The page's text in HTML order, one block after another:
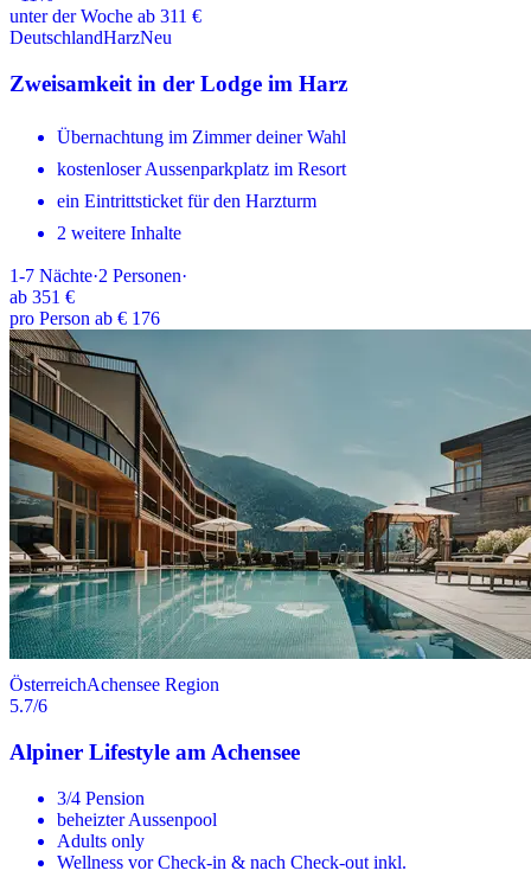
unter der Woche ab 311 €
DeutschlandHarzNeu
Zweisamkeit in der Lodge im Harz
Übernachtung im Zimmer deiner Wahl
kostenloser Aussenparkplatz im Resort
ein Eintrittsticket für den Harzturm
2 weitere Inhalte
1-7 Nächte·2 Personen·
ab 351 €
pro Person ab € 176
ÖsterreichAchensee Region
5.7/6
Alpiner Lifestyle am Achensee
3/4 Pension
beheizter Aussenpool
Adults only
Wellness vor Check-in & nach Check-out inkl.